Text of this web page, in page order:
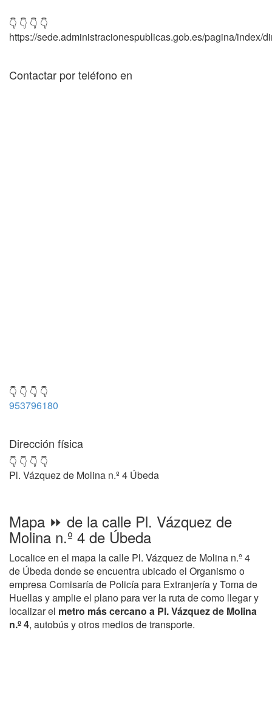
👇 👇 👇 👇
https://sede.administracionespublicas.gob.es/pagina/index/
Contactar por teléfono en
👇 👇 👇 👇
953796180
Dirección física
👇 👇 👇 👇
Pl. Vázquez de Molina n.º 4 Úbeda
Mapa ⏩ de la calle Pl. Vázquez de
Molina n.º 4 de Úbeda
Localice en el mapa la calle Pl. Vázquez de Molina n.º 4
de Úbeda donde se encuentra ubicado el Organismo o
empresa Comisaría de Policía para Extranjería y Toma de
Huellas y amplie el plano para ver la ruta de como llegar y
localizar el metro más cercano a Pl. Vázquez de Molina
n.º 4, autobús y otros medios de transporte.